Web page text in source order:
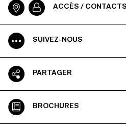
ACCÈS / CONTACTS
SUIVEZ-NOUS
PARTAGER
BROCHURES